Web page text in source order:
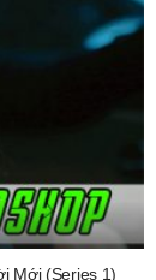
Mới (Series 1)